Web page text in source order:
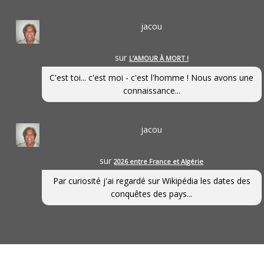
jacou
sur L’AMOUR À MORT !
C'est toi... c'est moi - c'est l'homme ! Nous avons une
connaissance...
jacou
sur2026 entre France et Algérie
Par curiosité j'ai regardé sur Wikipédia les dates des
conquêtes des pays...